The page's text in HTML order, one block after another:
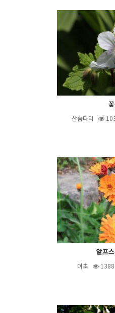
산솜다리
알프
이초 1388